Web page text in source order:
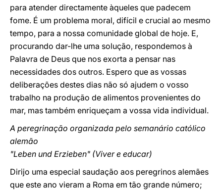
para atender directamente àqueles que padecem
fome. É um problema moral, difícil e crucial ao mesmo
tempo, para a nossa comunidade global de hoje. E,
procurando dar-lhe uma solução, respondemos à
Palavra de Deus que nos exorta a pensar nas
necessidades dos outros. Espero que as vossas
deliberações destes dias não só ajudem o vosso
trabalho na produção de alimentos provenientes do
mar, mas também enriqueçam a vossa vida individual.
A peregrinação organizada pelo semanário católico
alemão
"Leben und Erzieben" (Viver e educar)
Dirijo uma especial saudação aos peregrinos alemães
que este ano vieram a Roma em tão grande número;